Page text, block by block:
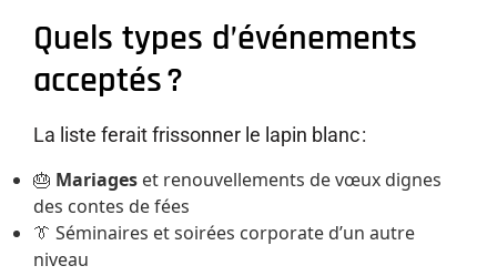
Quels types d’événements
acceptés ?
La liste ferait frissonner le lapin blanc :
🎂 Mariages et renouvellements de vœux dignes
des contes de fées
👔 Séminaires et soirées corporate d’un autre
niveau